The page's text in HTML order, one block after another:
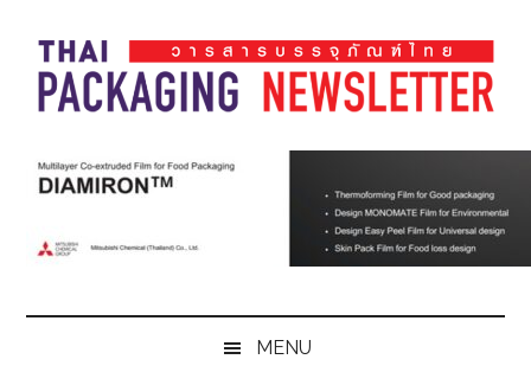
main
content
secondary
menu
primary
sidebar
footer
Thai
Pack
Magazine
Pack
MENU